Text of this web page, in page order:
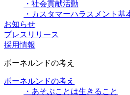
・社会貢献活動
・カスタマーハラスメント基
お知らせ
プレスリリース
採用情報
ボーネルンドの考え
ボーネルンドの考え
・あそぶことは生きること